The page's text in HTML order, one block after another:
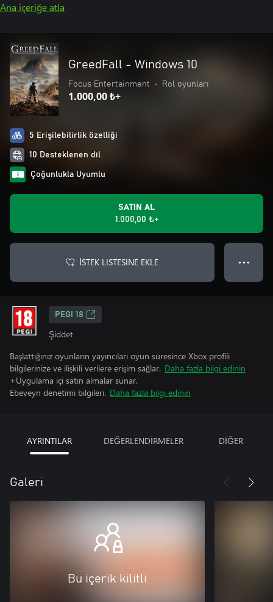
Ana içeriğe atla
GreedFall - Windows 10
Focus Entertainment • Rol oyunları
1.000,00 ₺+
5 Erişilebilirlik özelliği
10 Desteklenen dil
Çoğunlukla Uyumlu
SATIN AL
1.000,00 ₺+
İSTEK LISTESINE EKLE ● ● ●
PEGI 18
Şiddet
Başlattığınız oyunların yayıncıları oyun süresince Xbox profili
bilgilerinize ve ilişkili verilere erişim sağlar. Daha fazla bilgi edinin
+Uygulama içi satın almalar sunar.
Ebeveyn denetimi bilgileri. Daha fazla bilgi edinin
AYRINTILAR DEĞERLENDİRMELER DİĞER
Galeri
Bu içerik kilitli